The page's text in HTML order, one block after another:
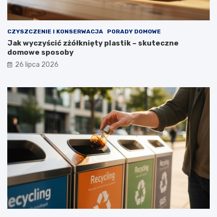
g
i
l
a
t
a
CZYSZCZENIE I KONSERWACJA PORADY DOMOWE
Jak wyczyścić zżółknięty plastik – skuteczne
domowe sposoby
26 lipca 2026